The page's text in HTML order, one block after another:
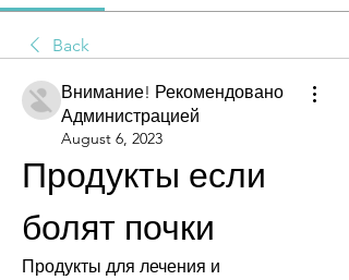
Back
Внимание! Рекомендовано
Администрацией
August 6, 2023
Продукты если
болят почки
Продукты для лечения и